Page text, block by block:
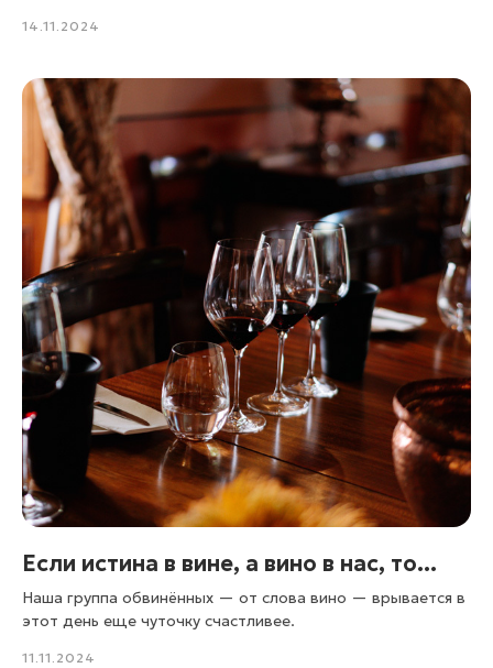
14.11.2024
Если истина в вине, а вино в нас, то...
Наша группа обвинённых — от слова вино — врывается в
этот день еще чуточку счастливее.
11.11.2024